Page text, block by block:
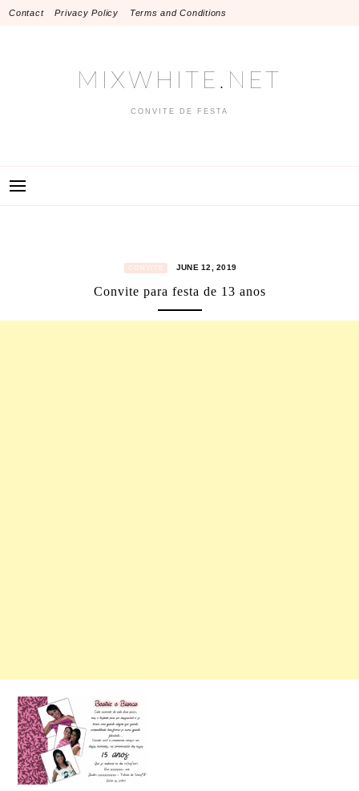
SkipContact Privacy Policy Terms and Conditions
MIXWHITE.NET
CONVITE DE FESTA
CONVITE JUNE 12, 2019
Convite para festa de 13 anos